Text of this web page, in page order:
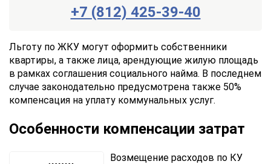
+7 (812) 425-39-40
Заказать
консультацию
Отправляя
данные,
Вы
соглашаетесь
Правилами
обработки
Льготу по ЖКУ могут оформить собственники
квартиры, а также лица, арендующие жилую площадь
в рамках соглашения социального найма. В последнем
случае законодательно предусмотрена также 50%
компенсация на уплату коммунальных услуг.
Особенности компенсации затрат
Возмещение расходов по КУ